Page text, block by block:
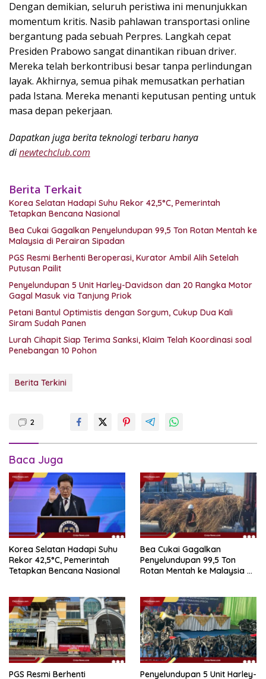
Dengan demikian, seluruh peristiwa ini menunjukkan
momentum kritis. Nasib pahlawan transportasi online
bergantung pada sebuah Perpres. Langkah cepat
Presiden Prabowo sangat dinantikan ribuan driver.
Mereka telah berkontribusi besar tanpa perlindungan
layak. Akhirnya, semua pihak memusatkan perhatian
pada Istana. Mereka menanti keputusan penting untuk
masa depan pekerjaan.
Dapatkan juga berita teknologi terbaru hanya
dinewtechclub.com
Berita Terkait
Korea Selatan Hadapi Suhu Rekor 42,5°C, Pemerintah
Tetapkan Bencana Nasional
Bea Cukai Gagalkan Penyelundupan 99,5 Ton Rotan Mentah ke
Malaysia di Perairan Sipadan
PGS Resmi Berhenti Beroperasi, Kurator Ambil Alih Setelah
Putusan Pailit
Penyelundupan 5 Unit Harley-Davidson dan 20 Rangka Motor
Gagal Masuk via Tanjung Priok
Petani Bantul Optimistis dengan Sorgum, Cukup Dua Kali
Siram Sudah Panen
Lurah Cihapit Siap Terima Sanksi, Klaim Telah Koordinasi soal
Penebangan 10 Pohon
Berita Terkini
2
Baca Juga
Korea Selatan Hadapi Suhu
Rekor 42,5°C, Pemerintah
Tetapkan Bencana Nasional
Bea Cukai Gagalkan
Penyelundupan 99,5 Ton
Rotan Mentah ke Malaysia di
PGS Resmi Berhenti
Penyelundupan 5 Unit Harley-